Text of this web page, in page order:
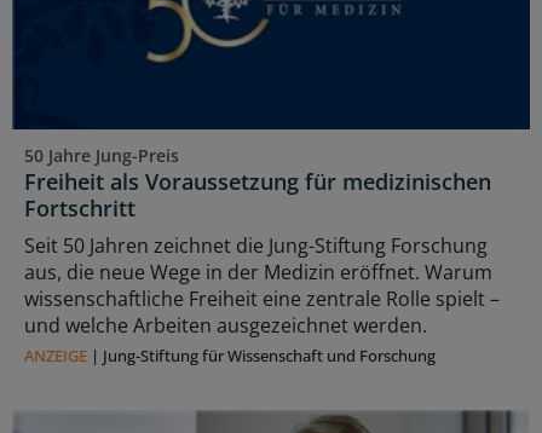
50 Jahre Jung-Preis
Freiheit als Voraussetzung für medizinischen
Fortschritt
Seit 50 Jahren zeichnet die Jung-Stiftung Forschung
aus, die neue Wege in der Medizin eröffnet. Warum
wissenschaftliche Freiheit eine zentrale Rolle spielt –
und welche Arbeiten ausgezeichnet werden.
ANZEIGE | Jung-Stiftung für Wissenschaft und Forschung